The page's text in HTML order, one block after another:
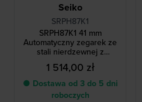
Seiko
SRPH87K1
SRPH87K1 41 mm
Automatyczny zegarek ze
stali nierdzewnej z
datownikiem
1 514,00 zł
● Dostawa od 3 do 5 dni
roboczych